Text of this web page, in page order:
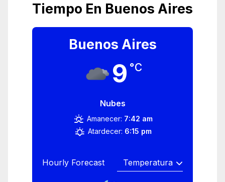
Tiempo En Buenos Aires
Buenos Aires
9 °C
Nubes
Amanecer: 7:42 am
Atardecer: 6:15 pm
Hourly Forecast